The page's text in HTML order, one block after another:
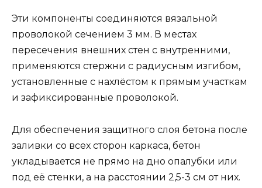
Эти компоненты соединяются вязальной
проволокой сечением 3 мм. В местах
пересечения внешних стен с внутренними,
применяются стержни с радиусным изгибом,
установленные с нахлёстом к прямым участкам
и зафиксированные проволокой.
Для обеспечения защитного слоя бетона после
заливки со всех сторон каркаса, бетон
укладывается не прямо на дно опалубки или
под её стенки, а на расстоянии 2,5-3 см от них.